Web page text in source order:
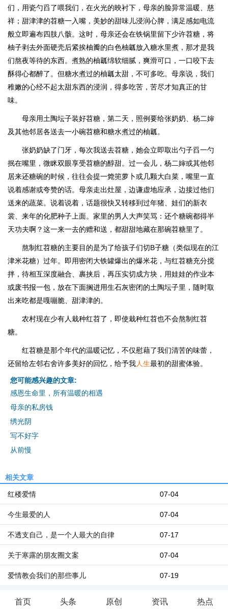
们，用瓷勺舀了喂我们，在火光的映衬下，母亲的脸异常温暖、慈
祥；甜津津的苕糖一入嘴，美妙的甜味儿浸润心脾，满足感如电流
般立即遍布四肢八骸。这时，母亲还会在铁锅里留下少许苕糖，将
柚子剥去外面硬壳后紧挨柚瓣的白色柚瓤放入糖水里煮，那才是我
们熬夜等待的东西。煮熟的柚瓤绵软细腻，爽滑可口，一口咬下去
酥得心都醉了。但糖水煮过的柚瓤太甜，不可多吃。母亲说，我们
稚嫩的心经不起太甜东西的浸润，得多吃苦，苦尽才知真正的甘
味。
母亲用土陶坛子装好苕糖，第二天，照例要给张奶奶、杨二婶
及其他邻居各送去一小碗苕糖和糖水煮过的柚瓤。
张奶奶缺了门牙，每次我送去苕糖，她会立即取出勺子舀一勺
抿在嘴里，微眯双眼享受苕糖的醇甜。过一会儿，杨二婶或其他邻
居来还糖碗的时候，往往会提一箢篼萝卜或几颗大白菜，嘴里一直
说着感谢或夸赞的话。母亲走出灶屋，边谦虚地应承，边接过他们
送来的蔬菜。说着说着，话题很快又转移到过年猪、娃们的新衣
裳、来年的化肥种子上面。家里的男人大声笑骂：还个糖碗都得半
天功夫啊？这一来一去的赠和送，都甜甜地藏在那碗苕糖里了。
熬制红苕糖的主要目的是为了给孩子们切B子糖（类似现在的江
津米花糖）过年。即用密闭大铁罐爆出的爆米花，与红苕糖充分搅
拌，待相互深度融合、裹挟后，再压实切成方块，用娃娃的作业本
或废书报一包，放在下面搁进用生石灰密闭的土陶坛子里，随时取
出来吃都是嘎嘣脆、甜津津的。
农村现在少有人栽种红苕了，即使栽种红苕也不会熬制红苕
糖。
红苕糖是那个年代的温暖记忆，不仅慰藉了我们清苦的味蕾，
还留给左邻右舍许多美好的回忆，给予我人生最初的甜蜜体验。
您可能感兴趣的文章:
感恩生命里，所有温暖的相遇
母亲的私房钱
绣光阴
写不好字
从前慢
相关文章
07-04
红楼爱情
07-04
今生最爱的人
07-17
不透支自己，是一个人最大的自律
07-04
关于寒露的朋友圈文案
07-19
爱情教会我们的那些事儿
首页 头条 原创 资讯 热点